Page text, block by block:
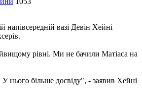
вазі Девін Хейні
рівні. Ми не бачили Матіаса на
нього більше досвіду", - заявив Хейні